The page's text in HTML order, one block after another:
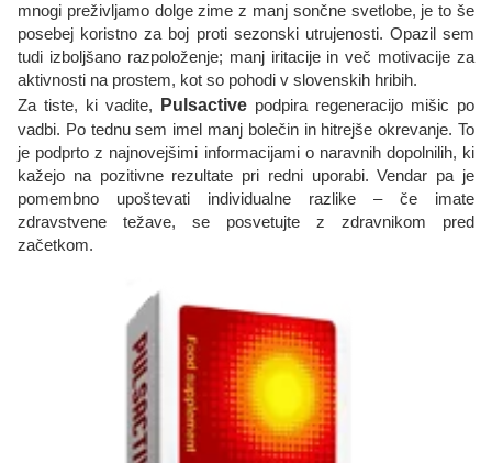
mnogi preživljamo dolge zime z manj sončne svetlobe, je to še
posebej koristno za boj proti sezonski utrujenosti. Opazil sem
tudi izboljšano razpoloženje; manj iritacije in več motivacije za
aktivnosti na prostem, kot so pohodi v slovenskih hribih.
Za tiste, ki vadite,
Pulsactive podpira regeneracijo mišic po
vadbi. Po tednu sem imel manj bolečin in hitrejše okrevanje. To
je podprto z najnovejšimi informacijami o naravnih dopolnilih, ki
kažejo na pozitivne rezultate pri redni uporabi. Vendar pa je
pomembno upoštevati individualne razlike – če imate
zdravstvene težave, se posvetujte z zdravnikom pred
začetkom.